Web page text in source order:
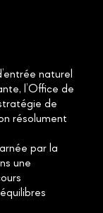
naturel
l’Office de
de
résolument
par la
une